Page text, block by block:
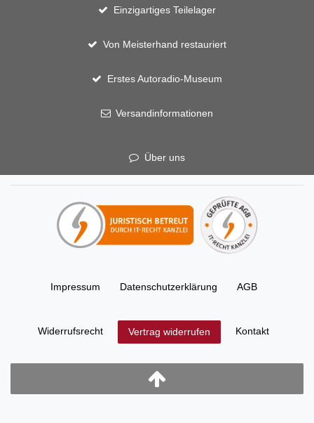
Einzigartiges Teilelager
Von Meisterhand restauriert
Erstes Autoradio-Museum
Versandinformationen
Über uns
Impressum Daten­schutz­erklärung AGB
Widerrufs­recht Vertrag widerrufen Kontakt